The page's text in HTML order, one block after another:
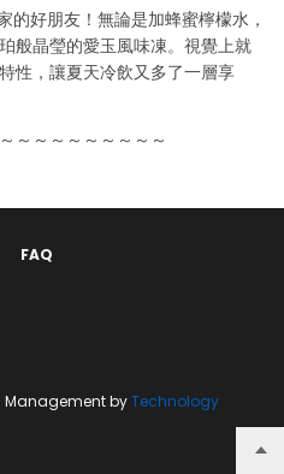
好朋友！無論是加蜂蜜檸檬水，
般晶瑩的愛玉風味凍。視覺上就
性，讓夏天冷飲又多了一層享
～～～～～～～～～
FAQ
Management byTechnology